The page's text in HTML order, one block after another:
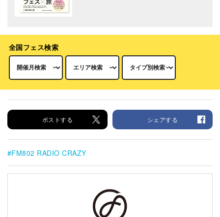
全国フェス検索
ポストする シェアする
FM802 RADIO CRAZY